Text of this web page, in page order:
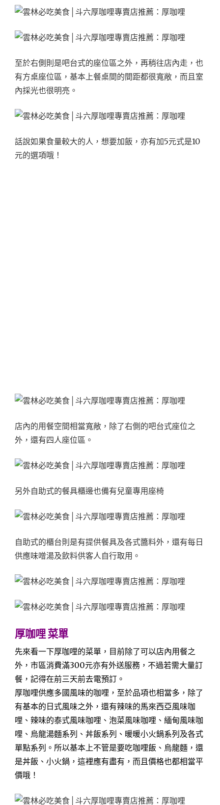
至於右側則是吧台式的座位區之外，再稍往店內走，也
有方桌座位區，基本上餐桌間的間距都很寬敞，而且室
內採光也很明亮。
話說如果食量較大的人，想要加飯，亦有加5元式是10
元的選項哦！
店內的用餐空間相當寬敞，除了右側的吧台式座位之
外，還有四人座位區。
另外自助式的餐具櫃邊也備有兒童專用座椅
自助式的櫃台則是有提供餐具及各式醬料外，還有每日
供應味噌湯及飲料供客人自行取用。
厚咖哩 菜單
先來看一下厚咖哩的菜單，目前除了可以店內用餐之
外，市區消費滿300元亦有外送服務，不過若需大量訂
餐，記得在前三天前去電預訂。
厚咖哩供應多國風味的咖哩，至於品項也相當多，除了
有基本的日式風味之外，還有辣味的馬來西亞風味咖
哩、辣味的泰式風味咖哩、泡菜風味咖哩、緬甸風味咖
哩、烏龍湯麵系列、丼飯系列、暖暖小火鍋系列及各式
單點系列。所以基本上不管是要吃咖哩飯、烏龍麵，還
是丼飯、小火鍋，這裡應有盡有，而且價格也都相當平
價哦！